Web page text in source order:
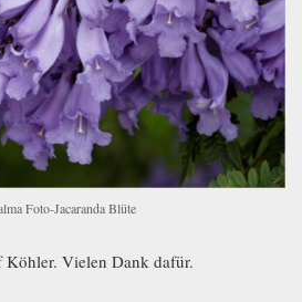
Foto-Jacaranda Blüte
Köhler. Vielen Dank dafür.